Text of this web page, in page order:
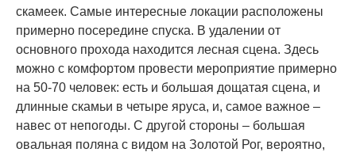
скамеек. Самые интересные локации расположены
примерно посередине спуска. В удалении от
основного прохода находится лесная сцена. Здесь
можно с комфортом провести мероприятие примерно
на 50-70 человек: есть и большая дощатая сцена, и
длинные скамьи в четыре яруса, и, самое важное –
навес от непогоды. С другой стороны – большая
овальная поляна с видом на Золотой Рог, вероятно,